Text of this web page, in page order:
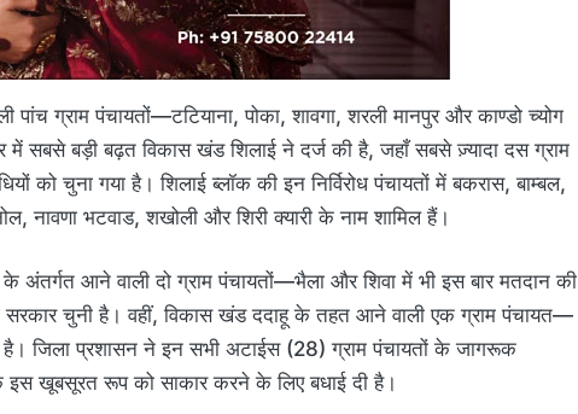
ग्राम पंचायतों—टटियाना, पोका, शावगा, शरली मानपुर और काण्डो च्योग
में सबसे बड़ी बढ़त विकास खंड शिलाई ने दर्ज की है, जहाँ सबसे ज़्यादा दस ग्राम
को चुना गया है। शिलाई ब्लॉक की इन निर्विरोध पंचायतों में बकरास, बाम्बल,
नावणा भटवाड, शखोली और शिरी क्यारी के नाम शामिल हैं।
अंतर्गत आने वाली दो ग्राम पंचायतों—भैला और शिवा में भी इस बार मतदान की
सरकार चुनी है। वहीं, विकास खंड ददाहू के तहत आने वाली एक ग्राम पंचायत—
है। जिला प्रशासन ने इन सभी अटाईस (28) ग्राम पंचायतों के जागरूक
इस खूबसूरत रूप को साकार करने के लिए बधाई दी है।